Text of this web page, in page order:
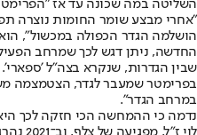
השליטה במה שכונה עד אז
"אחרי מבצע שומר החומות נוצרה
הושלמה הגדר הכפולה במכשול",
החדשה, ניתן דגש לכך שמרחב
שבין הגדרות, שנקרא בצה"ל
בפרימטר שמעבר לגדר, הצטמצמה
במרחב הגדר".